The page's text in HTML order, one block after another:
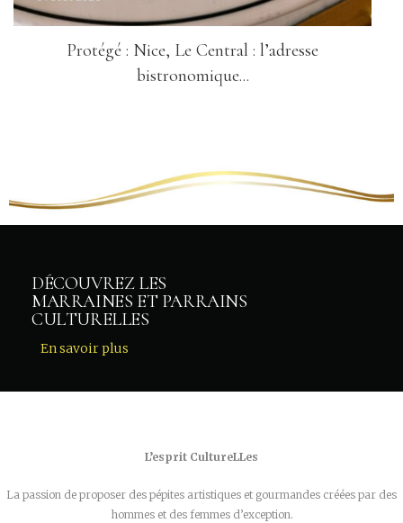
Protégé : Nice, Le Central : l’adresse
bistronomique...
DÉCOUVREZ LES
MARRAINES ET PARRAINS
CULTURELLES
En savoir plus
L’esprit CultureLLes
La passion de proposer des pépites artistiques et gourmandes créées par des
hommes et des femmes d’exception.